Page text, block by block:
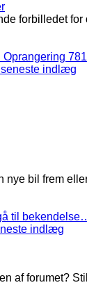
forbilledet
Oprangering
indlæg
nye bil frem
til
indlæg
af forumet?